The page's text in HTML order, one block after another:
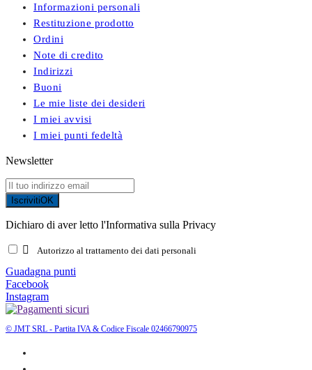
Informazioni personali
Restituzione prodotto
Ordini
Note di credito
Indirizzi
Buoni
Le mie liste dei desideri
I miei avvisi
I miei punti fedeltà
Newsletter
IscrivitiOK
Dichiaro di aver letto l'Informativa sulla Privacy
 Autorizzo al trattamento dei dati personali
Guadagna punti
Facebook
Instagram
© JMT SRL - Partita IVA & Codice Fiscale 02466790975